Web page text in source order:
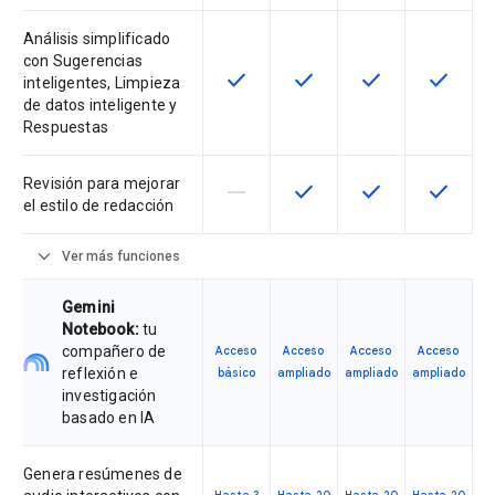
Análisis simplificado
con Sugerencias
inteligentes, Limpieza
de datos inteligente y
Respuestas
Esta función está disponible para
check Esta función está
check Esta función
check Esta
check
Revisión para mejorar
el estilo de redacción
Esta función no es compatible con
horizontal_rule Esta función está
check Esta función
check Esta
check
expand_more Ver más funciones
Gemini
Notebook:tu
compañero de
reflexión e
investigación
basado en IA
Acceso
básico
Acceso
ampliado
Acceso
ampliado
Acceso
ampliado
Genera resúmenes de